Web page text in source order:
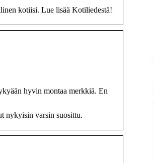
kotiisi. Lue lisää Kotiliedestä!
hyvin montaa merkkiä. En
nykyisin varsin suosittu.